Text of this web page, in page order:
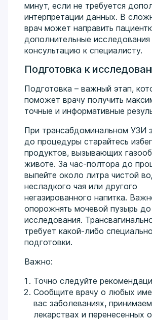
минут, если не требуется
интерпретации данных. В
врач может направить
дополнительные исследования
консультацию к специалисту.
Подготовка к
Подготовка – важный этап,
поможет врачу получить
точные и информативные
При трансабдоминальном УЗИ
до процедуры старайтесь
продуктов, вызывающих
животе. За час-полтора до
выпейте около литра чистой
несладкого чая или другого
негазированного напитка.
опорожнять мочевой пузырь до
исследования.
требует какой-либо
подготовки.
Важно:
Точно следуйте
Сообщите врачу о любых
вас заболеваниях,
лекарствах и перенесенных